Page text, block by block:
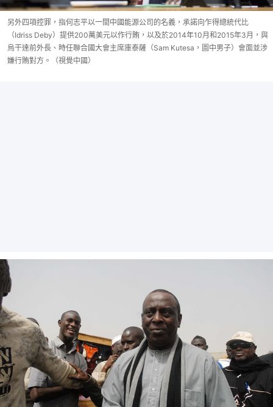
另外四項控罪，指何志平以一間中國能源公司的名義，承諾向乍得總統代比
（Idriss Deby）提供200萬美元以作行賄，以及於2014年10月和2015年3月，與
烏干達前外長、時任聯合國大會主席庫泰薩（Sam Kutesa，圖中男子）會面並涉
嫌行賄對方。（視覺中國）